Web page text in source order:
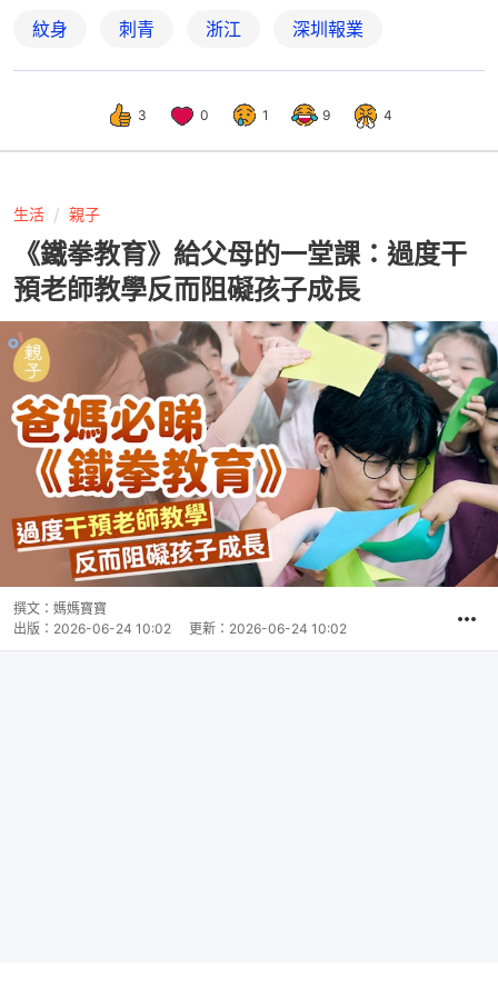
紋身 刺青 浙江 深圳報業
3 0 1 9 4
生活 親子
《鐵拳教育》給父母的一堂課：過度干
預老師教學反而阻礙孩子成長
撰文： 媽媽寶寶
出版： 2026-06-24 10:02 更新： 2026-06-24 10:02